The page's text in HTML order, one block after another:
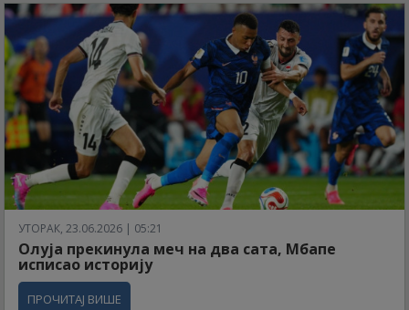
УТОРАК, 23.06.2026 | 05:21
Олуја прекинула меч на два сата, Мбапе
исписао историју
ПРОЧИТАЈ ВИШЕ